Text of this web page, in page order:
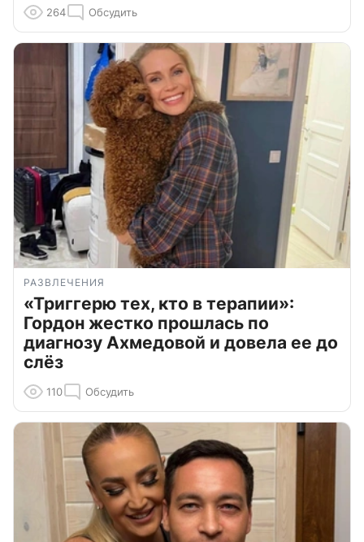
264 Обсудить
РАЗВЛЕЧЕНИЯ
«Триггерю тех, кто в терапии»:
Гордон жестко прошлась по
диагнозу Ахмедовой и довела ее до
слёз
110 Обсудить